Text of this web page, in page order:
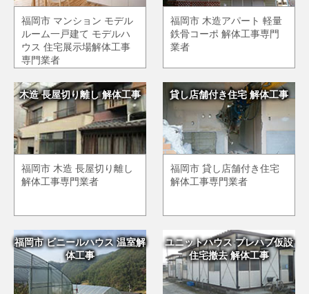
福岡市 マンション モデル
ルーム一戸建て モデルハ
ウス 住宅展示場解体工事
専門業者
福岡市 木造アパート 軽量
鉄骨コーポ 解体工事専門
業者
木造 長屋切り離し 解体工事
福岡市 木造 長屋切り離し
解体工事専門業者
貸し店舗付き住宅 解体工事
福岡市 貸し店舗付き住宅
解体工事専門業者
福岡市 ビニールハウス 温室解
体工事
ユニットハウス プレハブ仮設
住宅撤去 解体工事